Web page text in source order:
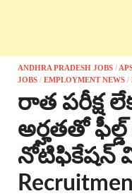
ANDHRA PRADESH JOBS /
JOBS / EMPLOYMENT NEWS /
రాత పరీక్ష
అర్హతతో
నోటిఫికేషన్